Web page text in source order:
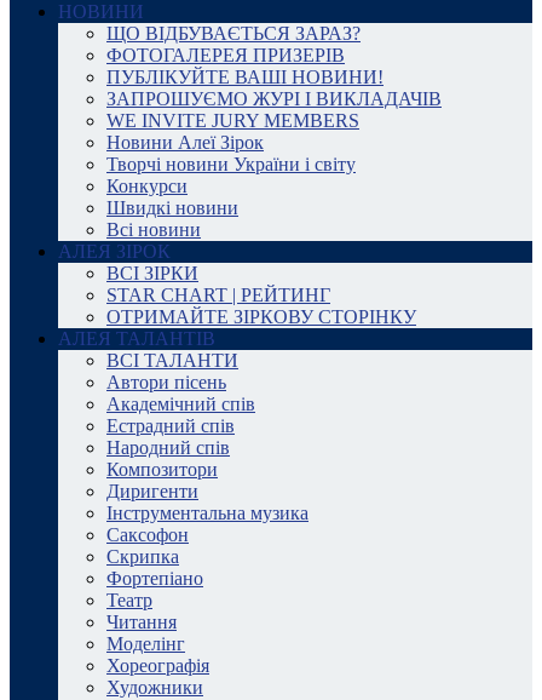
НОВИНИ
ЩО ВІДБУВАЄТЬСЯ ЗАРАЗ?
ФОТОГАЛЕРЕЯ ПРИЗЕРІВ
ПУБЛІКУЙТЕ ВАШІ НОВИНИ!
ЗАПРОШУЄМО ЖУРІ І ВИКЛАДАЧІВ
WE INVITE JURY MEMBERS
Новини Алеї Зірок
Творчі новини України і світу
Конкурси
Швидкі новини
Всі новини
АЛЕЯ ЗІРОК
ВСІ ЗІРКИ
STAR CHART | РЕЙТИНГ
ОТРИМАЙТЕ ЗІРКОВУ СТОРІНКУ
АЛЕЯ ТАЛАНТІВ
ВСІ ТАЛАНТИ
Автори пісень
Академічний спів
Естрадний спів
Народний спів
Композитори
Диригенти
Інструментальна музика
Саксофон
Скрипка
Фортепіано
Театр
Читання
Моделінг
Хореографія
Художники